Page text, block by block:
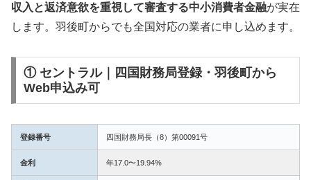
収入と返済意欲を重視して審査する中小消費者金融が実在
します。羽後町からでも全国対応の業者に申し込めます。
① セントラル｜四国財務局登録・羽後町から
Web申込み可
登録番号 四国財務局長（8）第00091号
金利 年17.0〜19.94%